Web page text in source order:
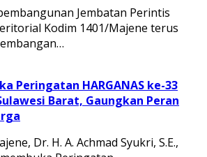
Jembatan Perintis
Kodim 1401/Majene terus
Peringatan HARGANAS ke-33
Barat, Gaungkan Peran
Dr. H. A. Achmad Syukri, S.E.,